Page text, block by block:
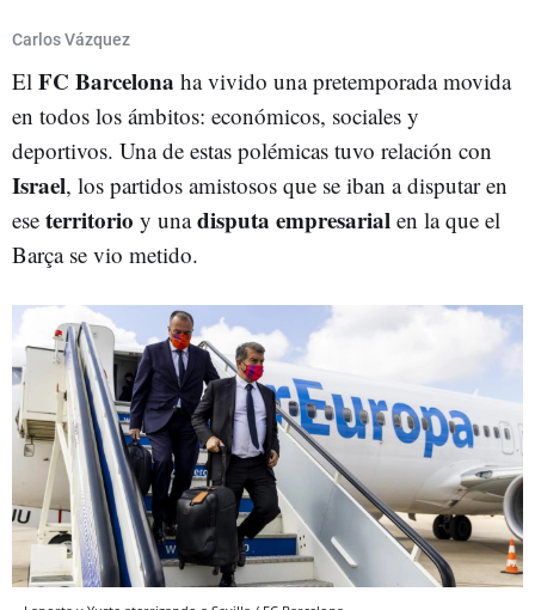
Carlos Vázquez
El FC Barcelona ha vivido una pretemporada movida
en todos los ámbitos: económicos, sociales y
deportivos. Una de estas polémicas tuvo relación con
Israel, los partidos amistosos que se iban a disputar en
ese territorio y unadisputa empresarial en la que el
Barça se vio metido.